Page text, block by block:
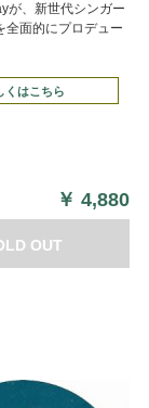
が、新世代シンガー
全面的にプロデュー
くはこちら
￥4,880
OUT